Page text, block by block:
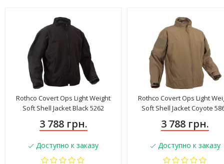
Rothco Covert Ops Light Weight
Soft Shell Jacket Black 5262
3 788 грн.
Доступно к заказу
Rothco Covert Ops Light
Soft Shell Jacket Coyote
3 788 грн.
Доступно к заказу